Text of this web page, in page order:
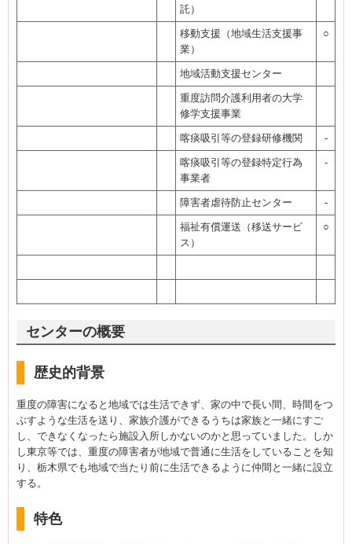
託）
移動支援（地域生活支援事
業）
○
地域活動支援センター
重度訪問介護利用者の大学
修学支援事業
喀痰吸引等の登録研修機関 -
喀痰吸引等の登録特定行為
事業者
-
障害者虐待防止センター -
福祉有償運送（移送サービ
ス）
○
センターの概要
歴史的背景
重度の障害になると地域では生活できず、家の中で長い間、時間をつ
ぶすような生活を送り、家族介護ができるうちは家族と一緒にすご
し、できなくなったら施設入所しかないのかと思っていました。しか
し東京等では、重度の障害者が地域で普通に生活をしていることを知
り、栃木県でも地域で当たり前に生活できるように仲間と一緒に設立
する。
特色